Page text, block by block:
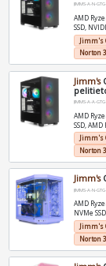
JIMMS-A-N-
AMD
SSD,
Jimm's
Norton
Jimm's
JIMMS-A-A-
AMD
SSD,
Jimm's
Norton
Jimm's
JIMMS-A-N-
AMD
NVMe
Jimm's
Norton